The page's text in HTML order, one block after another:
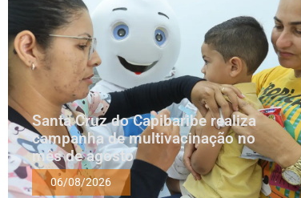
Santa Cruz do Capibaribe realiza
campanha de multivacinação no
mês de agosto
06/08/2026